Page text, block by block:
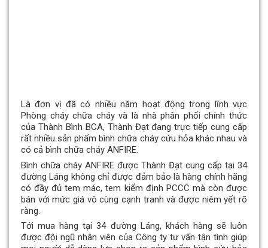
Là đơn vị đã có nhiều năm hoạt động trong lĩnh vực
Phòng cháy chữa cháy và là nhà phân phối chính thức
của Thành Bình BCA, Thành Đạt đang trực tiếp cung cấp
rất nhiều sản phẩm bình chữa cháy cứu hỏa khác nhau và
có cả bình chữa cháy ANFIRE.
Bình chữa cháy ANFIRE được Thành Đạt cung cấp tại 34
đường Láng không chỉ được đảm bảo là hàng chính hãng
có đầy đủ tem mác, tem kiểm định PCCC mà còn được
bán với mức giá vô cùng cạnh tranh và được niêm yết rõ
ràng.
Tới mua hàng tại 34 đường Láng, khách hàng sẽ luôn
được đội ngũ nhân viên của Công ty tư vấn tận tình giúp